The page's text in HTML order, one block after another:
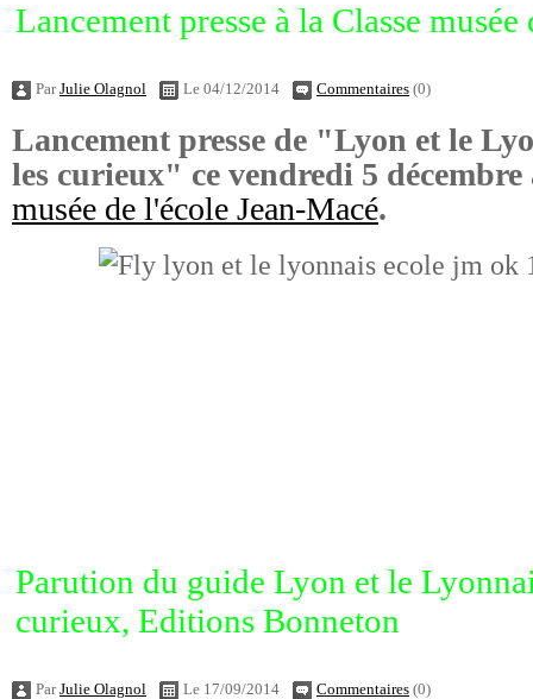
Lancement presse à la Classe
ParJulie Olagnol Le 04/12/2014 Commentaires (0)
Lancement presse de "Lyon et le
les curieux" ce vendredi 5
musée de l'école Jean-Macé.
Parution du guide Lyon et le
curieux, Editions Bonneton
ParJulie Olagnol Le 17/09/2014 Commentaires (0)